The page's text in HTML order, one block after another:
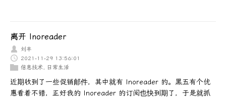
离开 Inoreader
刘丰
2021-11-29 13:56:01
信息技术
日常生活
近期收到了一些促销邮件，其中就有 Inoreader 的。黑五有个优
惠看着不错，正好我的 Inoreader 的订阅也快到期了，于是就抓